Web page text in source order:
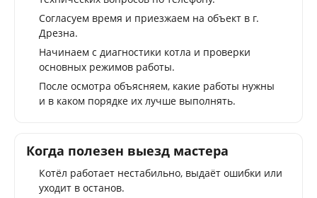
Согласуем время и приезжаем на объект в г.
Дрезна.
Начинаем с диагностики котла и проверки
основных режимов работы.
После осмотра объясняем, какие работы нужны
и в каком порядке их лучше выполнять.
Когда полезен выезд мастера
Котёл работает нестабильно, выдаёт ошибки или
уходит в останов.